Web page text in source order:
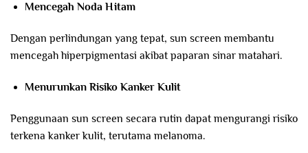
Mencegah Noda Hitam
Dengan perlindungan yang tepat, sun screen membantu
mencegah hiperpigmentasi akibat paparan sinar matahari.
Menurunkan Risiko Kanker Kulit
Penggunaan sun screen secara rutin dapat mengurangi risiko
terkena kanker kulit, terutama melanoma.